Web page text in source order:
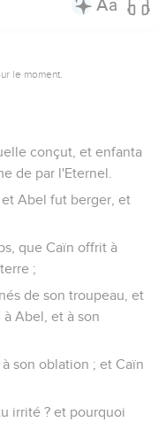
le moment.
conçut, et enfanta
de par l'Eternel.
Abel fut berger, et
que Caïn offrit à
;
de son troupeau, et
Abel, et à son
son oblation ; et Caïn
irrité ? et pourquoi